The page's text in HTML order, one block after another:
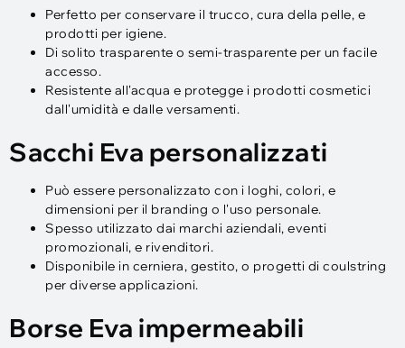
Perfetto per conservare il trucco, cura della pelle, e
prodotti per igiene.
Di solito trasparente o semi-trasparente per un facile
accesso.
Resistente all'acqua e protegge i prodotti cosmetici
dall'umidità e dalle versamenti.
Sacchi Eva personalizzati
Può essere personalizzato con i loghi, colori, e
dimensioni per il branding o l'uso personale.
Spesso utilizzato dai marchi aziendali, eventi
promozionali, e rivenditori.
Disponibile in cerniera, gestito, o progetti di coulstring
per diverse applicazioni.
Borse Eva impermeabili